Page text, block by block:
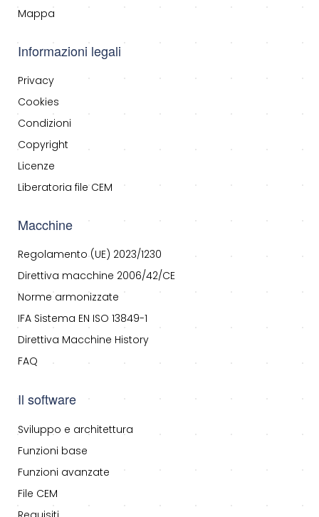
Mappa
Informazioni legali
Privacy
Cookies
Condizioni
Copyright
Licenze
Liberatoria file CEM
Macchine
Regolamento (UE) 2023/1230
Direttiva macchine 2006/42/CE
Norme armonizzate
IFA Sistema EN ISO 13849-1
Direttiva Macchine History
FAQ
Il software
Sviluppo e architettura
Funzioni base
Funzioni avanzate
File CEM